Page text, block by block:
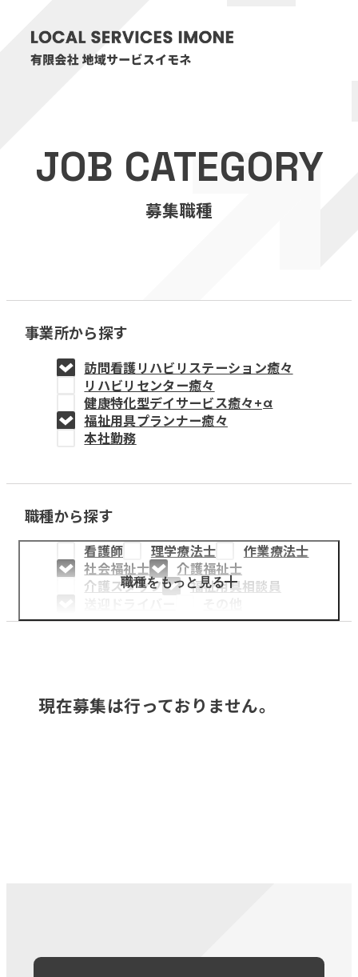
医療・介護事業
訪問看護リハビリステーション癒々
福祉用具プランナー癒々
教育事業
姫路中央こども園
姫路中央保育園
採用情報
医療・介護事業
募集職種
JOB CATEGORY
募集職種
事業所から探す
訪問看護リハビリステーション癒々
リハビリセンター癒々
健康特化型デイサービス癒々+α
福祉用具プランナー癒々
本社勤務
職種から探す
看護師 理学療法士
作業療法士
社会福祉士
介護福祉士
介護スタッフ
福祉用具相談員
職種をもっと見る
現在募集は行っておりません。